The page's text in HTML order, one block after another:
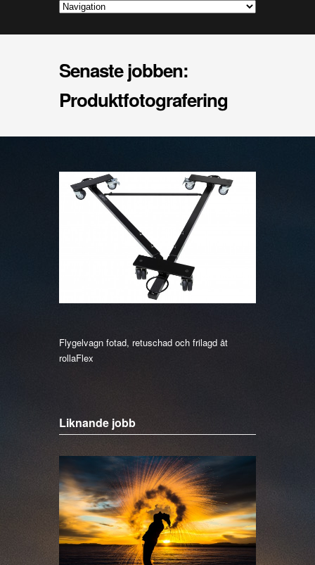
Senaste jobben:
Produktfotografering
Flygelvagn fotad, retuschad och frilagd åt
rollaFlex
Liknande jobb